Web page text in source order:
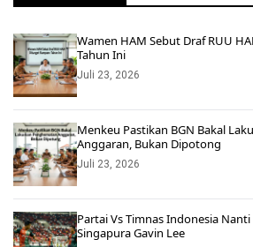
Wamen HAM Sebut Draf RUU
Tahun Ini
Juli 23, 2026
Menkeu Pastikan BGN Bakal
Anggaran, Bukan Dipotong
Juli 23, 2026
Partai Vs Timnas Indonesia
Singapura Gavin Lee